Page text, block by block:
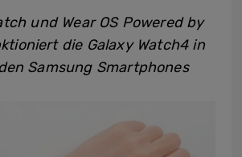
und Wear OS Powered by
die Galaxy Watch4 in
Samsung Smartphones